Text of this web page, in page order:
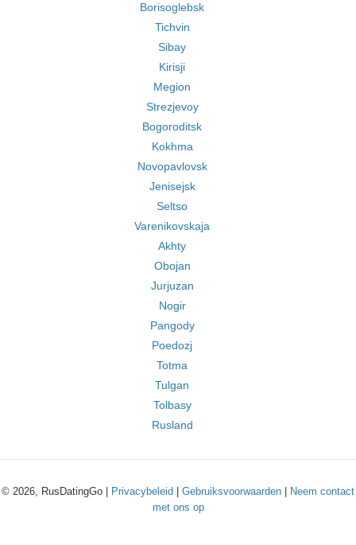
Borisoglebsk
Tichvin
Sibay
Kirisji
Megion
Strezjevoy
Bogoroditsk
Kokhma
Novopavlovsk
Jenisejsk
Seltso
Varenikovskaja
Akhty
Obojan
Jurjuzan
Nogir
Pangody
Poedozj
Totma
Tulgan
Tolbasy
Rusland
© 2026, RusDatingGo | Privacybeleid Gebruiksvoorwaarden
Neem contact
met ons op